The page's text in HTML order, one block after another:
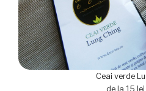
Ceai verde
de la 15